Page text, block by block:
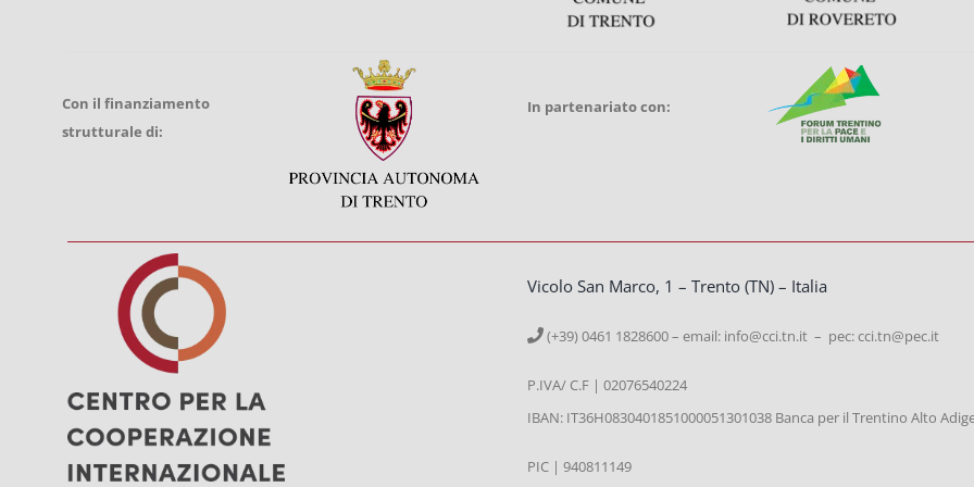
Con il finanziamento
strutturale di:
In partenariato con:
Vicolo San Marco, 1 – Trento (TN) – Italia
(+39) 0461 1828600 – email: info@cci.tn.it – pec: cci.tn@pec.it
P.IVA/ C.F | 02076540224
IBAN: IT36H0830401851000051301038 Banca per il Trentino Alto
PIC | 940811149